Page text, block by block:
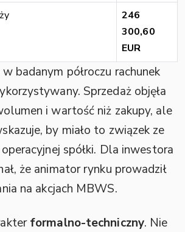
246
300,60
EUR
badanym półroczu rachunek
Sprzedaż objęła
i wartość niż zakupy, ale
by miało to związek ze
spółki. Dla inwestora
że animator rynku prowadził
na akcjach MBWS.
formalno-techniczny. Nie